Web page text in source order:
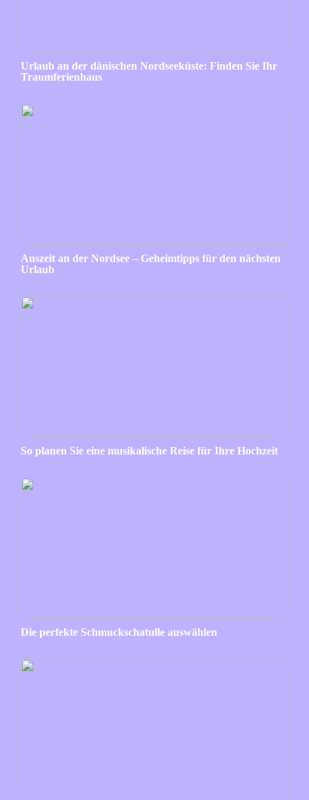
Urlaub an der dänischen Nordseeküste: Finden Sie Ihr
Traumferienhaus
Auszeit an der Nordsee – Geheimtipps für den nächsten
Urlaub
So planen Sie eine musikalische Reise für Ihre Hochzeit
Die perfekte Schmuckschatulle auswählen